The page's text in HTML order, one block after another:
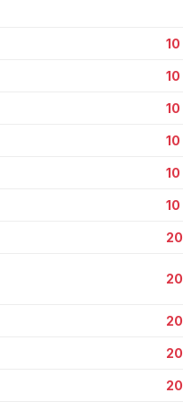
10
10
10
10
10
10
20
20
20
20
20